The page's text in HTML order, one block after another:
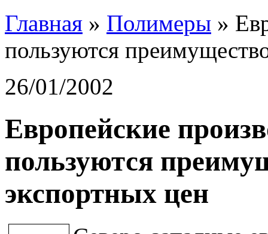
Главная » Полимеры »
пользуются
26/01/2002
Европейские
пользуются
экспортных цен